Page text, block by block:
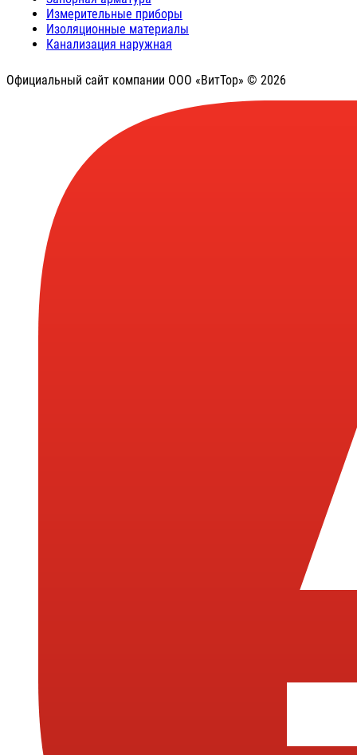
Измерительные приборы
Изоляционные материалы
Канализация наружная
Официальный сайт компании ООО «ВитТор» © 2026